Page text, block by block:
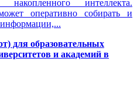
интеллекта.
оперативно собирать и
для образовательных
и академий в